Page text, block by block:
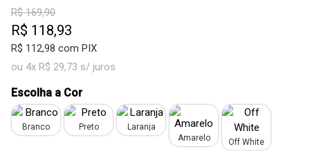
R$ 169,90
R$ 118,93
R$ 112,98 com PIX
ou 4x R$ 29,73 s/ juros
Escolha a Cor
Branco Preto
Laranja
Amarelo
Off White